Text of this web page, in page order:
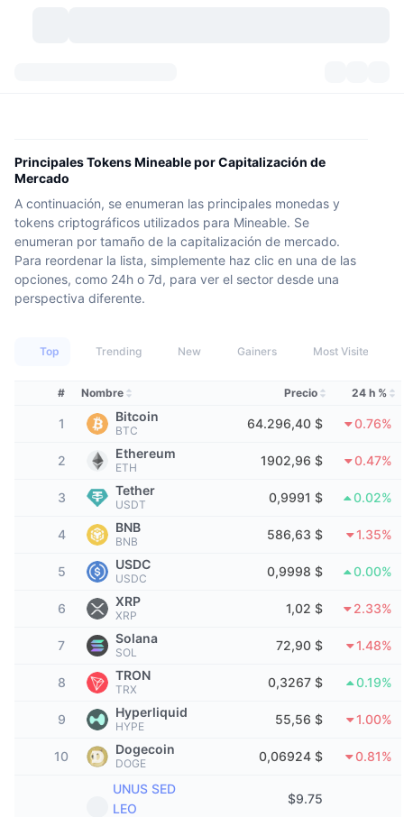
Imágenes antiguas
Desbloqueos de tokens
Tablas de clasificación
Tendencias
Próximos
Ganadores y perdedores
Más visitados
Sentimiento de la comunidad
Clasificación de cadenas
Visión general del mercado
Mercado Spot
Núm. de criptomonedas
Entradas/salidas de exchanges
Indicadores
Índice de Miedo y Codicia.
Indicadores del ciclo de mercado
Dominio de Bitcoin
Índice CoinMarketCap 20
Índice CoinMarketCap 100
Más populares
Nuevo
Explorador de memes
Mejores Traders
Exchanges centralizados
Spot
Spot
Derivados
Comunidad
Feeds
Artículos
Sentimiento
API
API de DEX
Empresa
Precios
Recursos
Documentación
Preguntas más frecuentes
Integraciones de IA
Hub de Agentes de CMC
Mercado de Habilidades
Calculadora
Newsletter
CMC Launch
CMC Labs
CMC Max
Noticias destacadas
Bot de Telegram
Anunciar
Widgets del sitio
Principales Tokens Mineable por Capitalización de
Mercado
A continuación, se enumeran las principales monedas y
tokens criptográficos utilizados para Mineable. Se
enumeran por tamaño de la capitalización de mercado.
Para reordenar la lista, simplemente haz clic en una de las
opciones, como 24h o 7d, para ver el sector desde una
perspectiva diferente.
Top Trending New Gainers Most Visited
# Nombre Precio 24 h %
1 Bitcoin
BTC 64.296,40 $ 0.76%
2 Ethereum
ETH 1902,96 $ 0.47%
3 Tether
USDT 0,9991 $ 0.02%
4 BNB
BNB 586,63 $ 1.35%
5 USDC
USDC 0,9998 $ 0.00%
6 XRP
XRP 1,02 $ 2.33%
7 Solana
SOL 72,90 $ 1.48%
8 TRON
TRX 0,3267 $ 0.19%
9 Hyperliquid
HYPE 55,56 $ 1.00%
10 Dogecoin
DOGE 0,06924 $ 0.81%
UNUS SED
LEO
$9.75